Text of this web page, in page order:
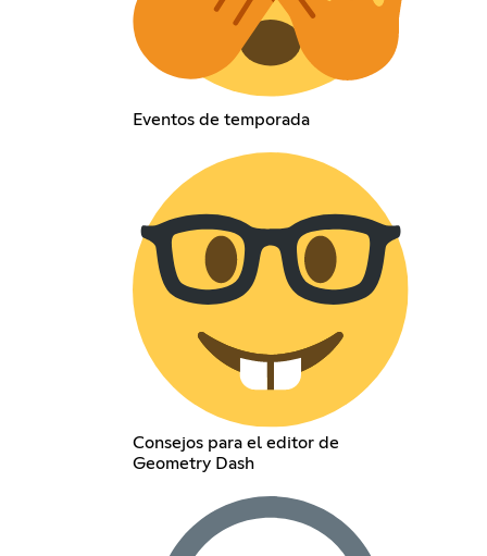
Eventos de temporada
Consejos para el editor de
Geometry Dash